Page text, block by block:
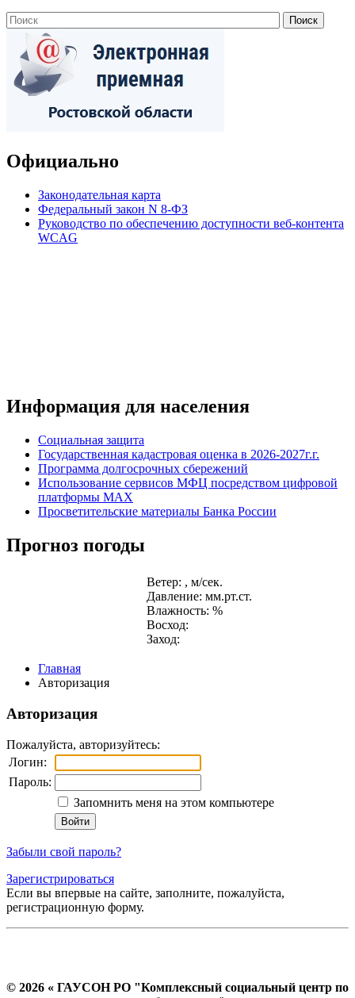
Официально
Законодательная карта
Федеральный закон N 8-ФЗ
Руководство по обеспечению доступности веб-контента
WCAG
Информация для населения
Социальная защита
Государственная кадастровая оценка в 2026-2027г.г.
Программа долгосрочных сбережений
Использование сервисов МФЦ посредством цифровой
платформы MAX
Просветительские материалы Банка России
Прогноз погоды
Ветер: , м/сек.
Давление: мм.рт.ст.
Влажность: %
Восход:
Заход:
Главная
Авторизация
Авторизация
Пожалуйста, авторизуйтесь:
Логин:
Пароль:
Запомнить меня на этом компьютере
Забыли свой пароль?
Зарегистрироваться
Если вы впервые на сайте, заполните, пожалуйста,
регистрационную форму.
© 2026 « ГАУСОН РО "Комплексный социальный центр по